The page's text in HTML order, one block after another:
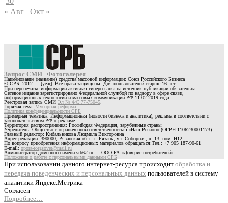
« Авг
Окт »
Запрос СМИ Фотогалерея
Наименование (название) средства массовой информации: Союз Российского Бизнеса
© СРБ, 2012 — [year]. Все права защищены. Для пользователей старше 16 лет.
При перепечатке информации активная гиперссылка на источник публикации обязательна
Сетевое издание зарегистрировано Федеральной службой по надзору в сфере связи,
информационных технологий и массовых коммуникаций РФ 11.02.2019 года.
Реестровая запись СМИ Эл № ФС 77-75045
Горячая тема: Мусорная реформа
Политика конфиденциальности СРБ
Примерная тематика: Информационная (новости бизнеса и аналитика), реклама в соответствии с
законодательством РФ о рекламе
Территория распространения: Российская Федерация, зарубежные страны
Учредитель: Общество с ограниченной ответственностью «Наш Регион» (ОГРН 1106230001173)
Главный редактор: Кибальникова Людмила Викторовна
Адрес редакции: 390000, Рязанская обл., г. Рязань, ул. Соборная, д. 13, пом. Н12
По вопросу приобретения информационных материалов обращаться:Тел.: +7 905 187-90-61
E-mail:opora-torgsovet@mail.ru
Администратор доменного имени srb62.ru — ООО РА «Доверие потребителей»
Положение о работе с персональными данными СРБ
При использовании данного интернет-ресурса происходит обработка и
передача поведенческих и персональных данных пользователей в систему
аналитики Яндекс.Метрика
Согласен
Подробнее…